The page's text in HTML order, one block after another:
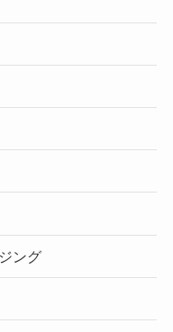
ング